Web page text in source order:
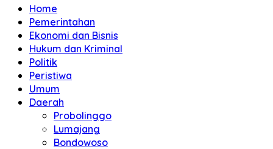
Home
Pemerintahan
Ekonomi dan Bisnis
Hukum dan Kriminal
Politik
Peristiwa
Umum
Daerah
Probolinggo
Lumajang
Bondowoso